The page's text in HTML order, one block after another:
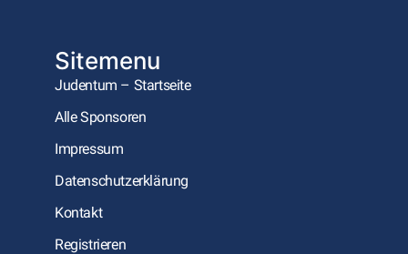
Sitemenu
Judentum – Startseite
Alle Sponsoren
Impressum
Datenschutzerklärung
Kontakt
Registrieren